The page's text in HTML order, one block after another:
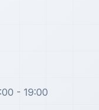
- 19:00